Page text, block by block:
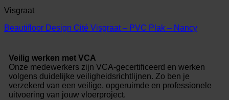
Visgraat
Beautifloor Design Cité Visgraat – PVC Plak – Nancy
Veilig werken met VCA
Onze medewerkers zijn VCA-gecertificeerd en werken
volgens duidelijke veiligheidsrichtlijnen. Zo ben je
verzekerd van een veilige, opgeruimde en professionele
uitvoering van jouw vloerproject.